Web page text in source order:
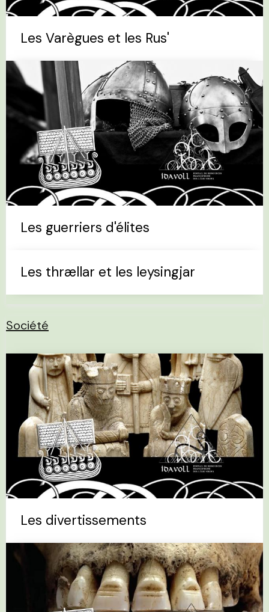
Les Varègues et les Rus'
Les guerriers d'élites
Les thrællar et les leysingjar
Société
Les divertissements